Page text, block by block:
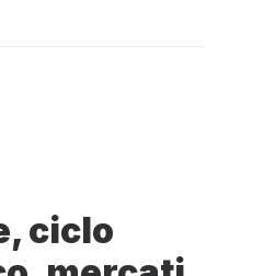
ciclo